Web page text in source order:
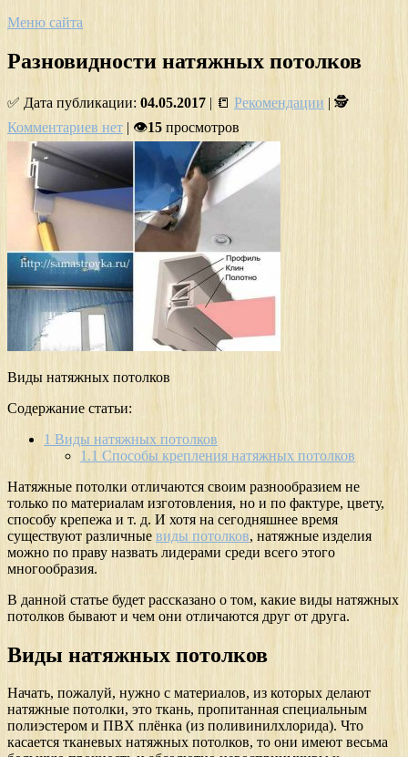
Меню сайта
Разновидности натяжных потолков
✅ Дата публикации: 04.05.2017 | 📒 Рекомендации | 🕵
Комментариев нет | 👁15 просмотров
Виды натяжных потолков
Содержание статьи:
1 Виды натяжных потолков
1.1 Способы крепления натяжных потолков
Натяжные потолки отличаются своим разнообразием не
только по материалам изготовления, но и по фактуре, цвету,
способу крепежа и т. д. И хотя на сегодняшнее время
существуют различные виды потолков, натяжные изделия
можно по праву назвать лидерами среди всего этого
многообразия.
В данной статье будет рассказано о том, какие виды натяжных
потолков бывают и чем они отличаются друг от друга.
Виды натяжных потолков
Начать, пожалуй, нужно с материалов, из которых делают
натяжные потолки, это ткань, пропитанная специальным
полиэстером и ПВХ плёнка (из поливинилхлорида). Что
касается тканевых натяжных потолков, то они имеют весьма